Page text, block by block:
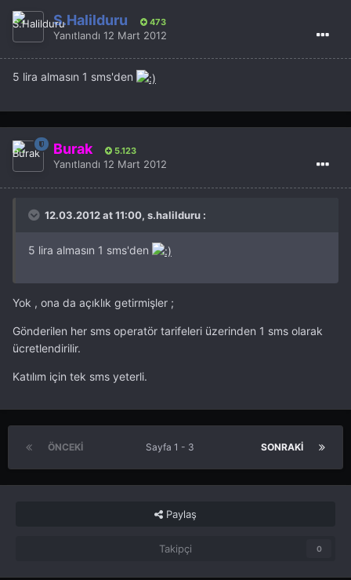
S.Halilduru 473
Yanıtlandı 12 Mart 2012
5 lira almasın 1 sms'den
Burak 5.123
Yanıtlandı 12 Mart 2012
12.03.2012 at 11:00, s.halilduru :
5 lira almasın 1 sms'den
Yok , ona da açıklık getirmişler ;
Gönderilen her sms operatör tarifeleri üzerinden 1 sms olarak
ücretlendirilir.
Katılım için tek sms yeterli.
ÖNCEKI SONRAKI
Sayfa 1 - 3
Paylaş
Takipçi 0